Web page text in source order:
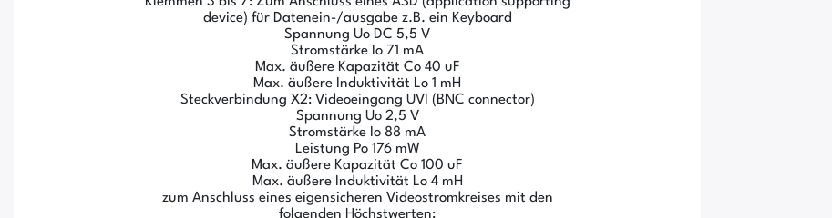
device) für Datenein-/ausgabe z.B. ein Keyboard
Spannung Uo DC 5,5 V
Stromstärke Io 71 mA
Max. äußere Kapazität Co 40 uF
Max. äußere Induktivität Lo 1 mH
Steckverbindung X2: Videoeingang UVI (BNC connector)
Spannung Uo 2,5 V
Stromstärke Io 88 mA
Leistung Po 176 mW
Max. äußere Kapazität Co 100 uF
Max. äußere Induktivität Lo 4 mH
zum Anschluss eines eigensicheren Videostromkreises mit den
folgenden Höchstwerten: